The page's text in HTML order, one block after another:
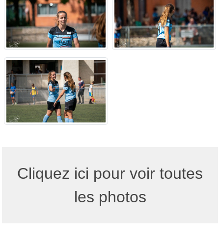
Cliquez ici pour voir toutes
les photos